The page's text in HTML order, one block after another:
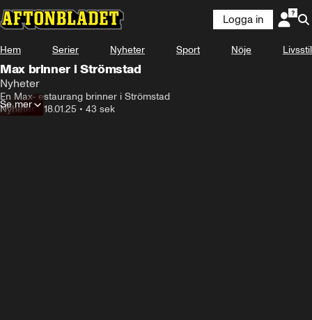
Logga in
Hem Serier Nyheter Sport Nöje Livsstil
Max brinner i Strömstad
Nyheter
En Max- estaurang brinner i Strömstad
Nyheter• 18.01.25 • 43 sek
Se mer